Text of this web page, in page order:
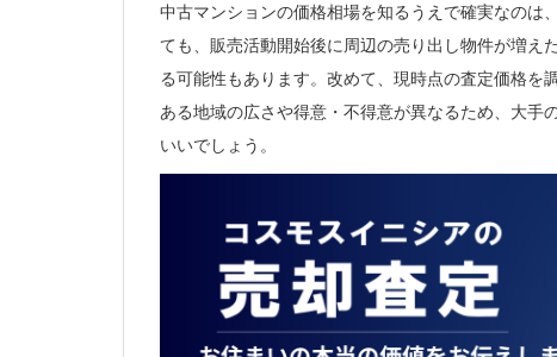
中古マンションの価格相場を知るうえで確実なのは
ても、販売活動開始後に周辺の売り出し物件が増え
る可能性もあります。改めて、現時点の査定価格を
ある地域の広さや得意・不得意が異なるため、大手
いいでしょう。